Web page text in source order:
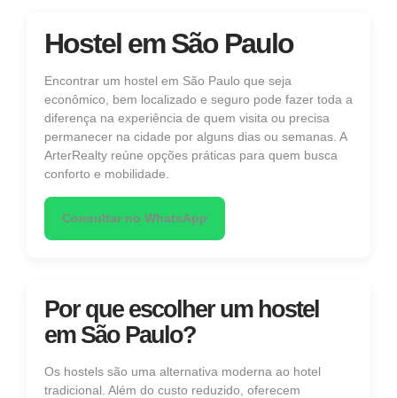
Hostel em São Paulo
Encontrar um hostel em São Paulo que seja
econômico, bem localizado e seguro pode fazer toda a
diferença na experiência de quem visita ou precisa
permanecer na cidade por alguns dias ou semanas. A
ArterRealty reúne opções práticas para quem busca
conforto e mobilidade.
Consultar no WhatsApp
Por que escolher um hostel
em São Paulo?
Os hostels são uma alternativa moderna ao hotel
tradicional. Além do custo reduzido, oferecem